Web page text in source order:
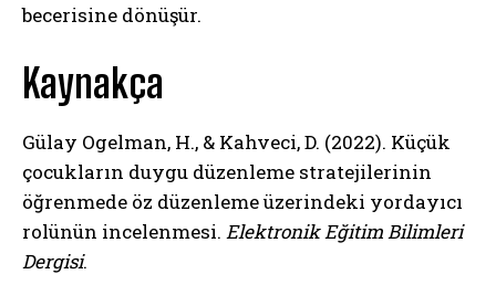
becerisine dönüşür.
Kaynakça
Gülay Ogelman, H., & Kahveci, D. (2022). Küçük
çocukların duygu düzenleme stratejilerinin
öğrenmede öz düzenleme üzerindeki yordayıcı
rolünün incelenmesi. Elektronik Eğitim Bilimleri
Dergisi.